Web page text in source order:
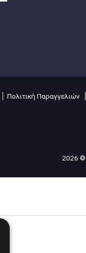
Πολιτική Παραγγελιών
2026 ©